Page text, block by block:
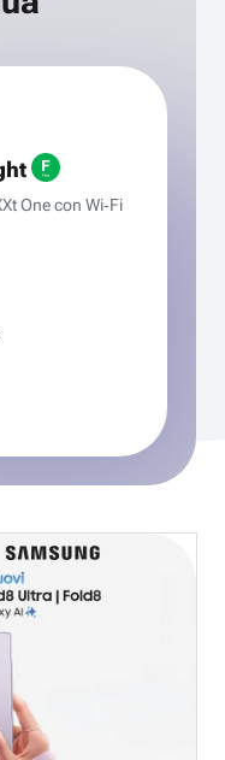
One con Wi‑Fi